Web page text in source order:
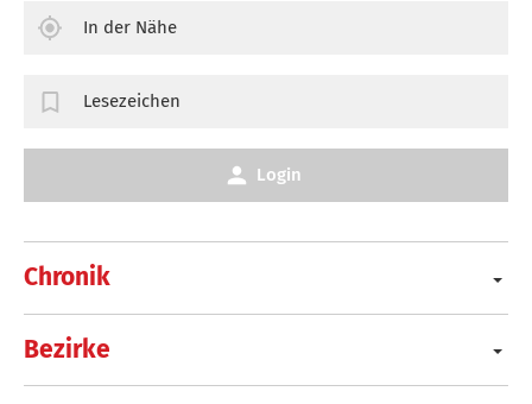
Chronik
Bezirke
In der Nähe
Lesezeichen
Login